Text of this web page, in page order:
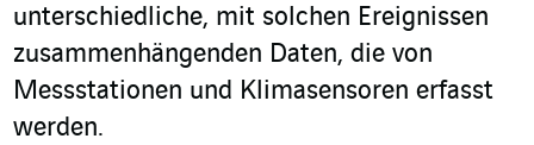
unterschiedliche, mit solchen Ereignissen
zusammenhängenden Daten, die von
Messstationen und Klimasensoren erfasst
werden.